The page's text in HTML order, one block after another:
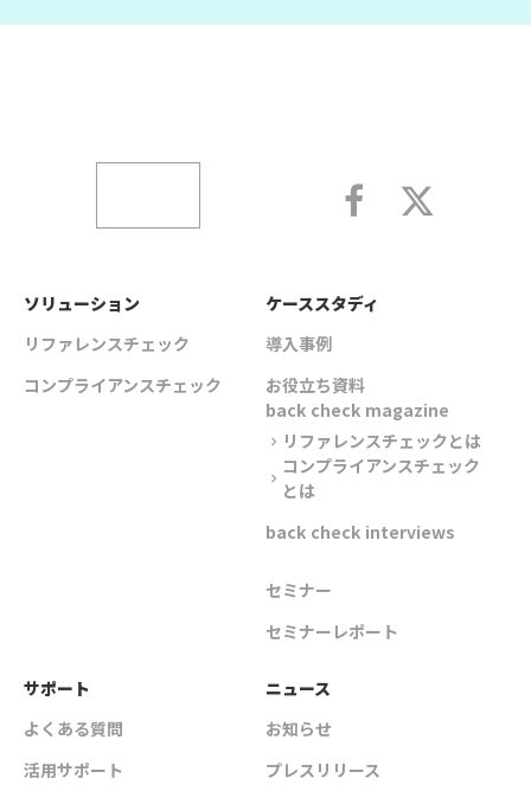
ソリューション
リファレンスチェック
コンプライアンスチェック
ケーススタディ
導入事例
お役立ち資料
back check magazine
chevron_right リファレンスチェックとは
chevron_right
コンプライアンスチェック
とは
back check interviews
セミナー
セミナーレポート
サポート
よくある質問
活用サポート
ニュース
お知らせ
プレスリリース